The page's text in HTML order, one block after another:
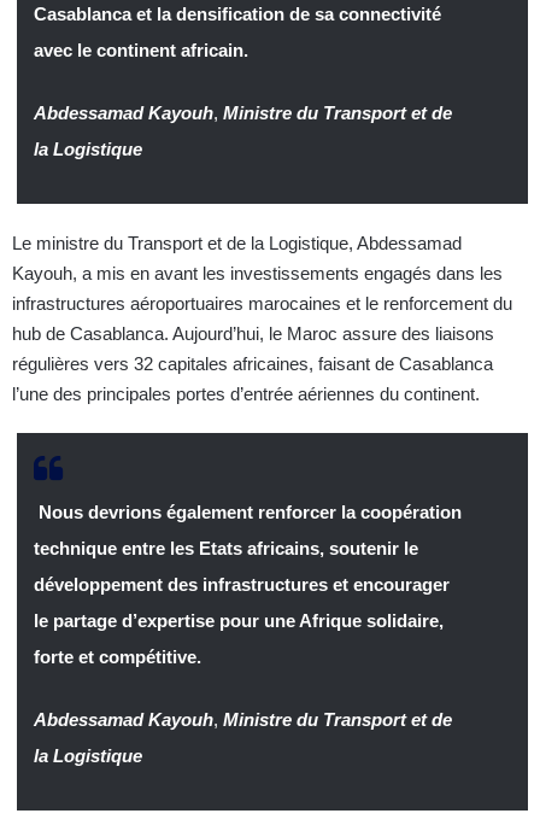
Casablanca et la densification de sa connectivité
avec le continent africain.
Abdessamad Kayouh, Ministre du Transport et de
la Logistique
Le ministre du Transport et de la Logistique, Abdessamad
Kayouh, a mis en avant les investissements engagés dans les
infrastructures aéroportuaires marocaines et le renforcement du
hub de Casablanca. Aujourd’hui, le Maroc assure des liaisons
régulières vers 32 capitales africaines, faisant de Casablanca
l’une des principales portes d’entrée aériennes du continent.
Nous devrions également renforcer la coopération
technique entre les Etats africains, soutenir le
développement des infrastructures et encourager
le partage d’expertise pour une Afrique solidaire,
forte et compétitive.
Abdessamad Kayouh, Ministre du Transport et de
la Logistique